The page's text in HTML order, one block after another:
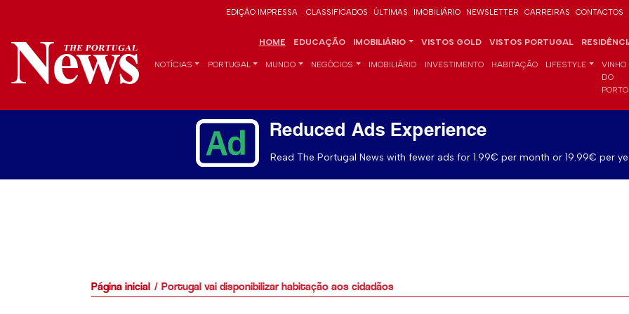
EDIÇÃO IMPRESSA CLASSIFICADOS ÚLTIMAS IMOBILIÁRIO NEWSLETTER CARREIRAS CONTACTOS
HOME EDUCAÇÃO IMOBILIÁRIO VISTOS GOLD VISTOS PORTUGAL
NOTÍCIAS PORTUGAL MUNDO NEGÓCIOS IMOBILIÁRIO INVESTIMENTO HABITAÇÃO LIFESTYLE
VINHO
DO
PORTO
Reduced Ads Experience
Read The Portugal News with fewer ads for 1.99€ per month or 19.99€ per
Página inicial Portugal vai disponibilizar habitação aos cidadãos